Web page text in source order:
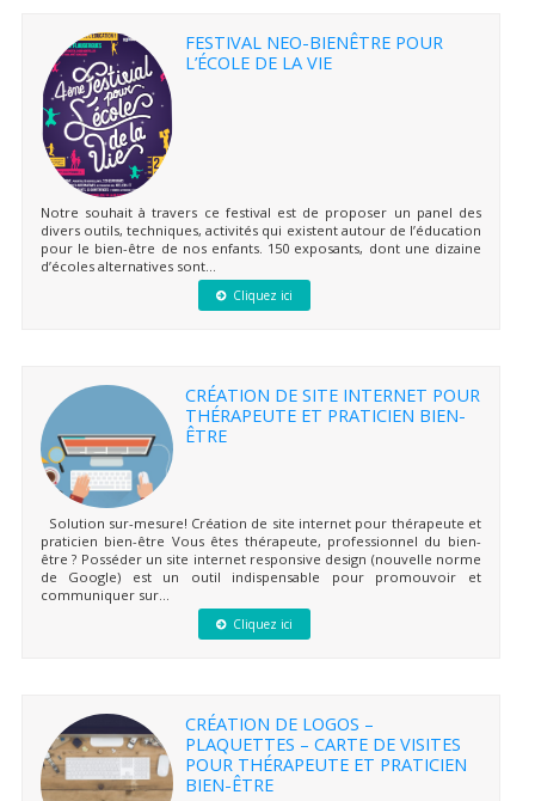
FESTIVAL NEO-BIENÊTRE POUR
L’ÉCOLE DE LA VIE
Notre souhait à travers ce festival est de proposer un panel des
divers outils, techniques, activités qui existent autour de l’éducation
pour le bien-être de nos enfants. 150 exposants, dont une dizaine
d’écoles alternatives sont...
Cliquez ici
CRÉATION DE SITE INTERNET POUR
THÉRAPEUTE ET PRATICIEN BIEN-
ÊTRE
Solution sur-mesure! Création de site internet pour thérapeute et
praticien bien-être Vous êtes thérapeute, professionnel du bien-
être ? Posséder un site internet responsive design (nouvelle norme
de Google) est un outil indispensable pour promouvoir et
communiquer sur...
Cliquez ici
CRÉATION DE LOGOS –
PLAQUETTES – CARTE DE VISITES
POUR THÉRAPEUTE ET PRATICIEN
BIEN-ÊTRE